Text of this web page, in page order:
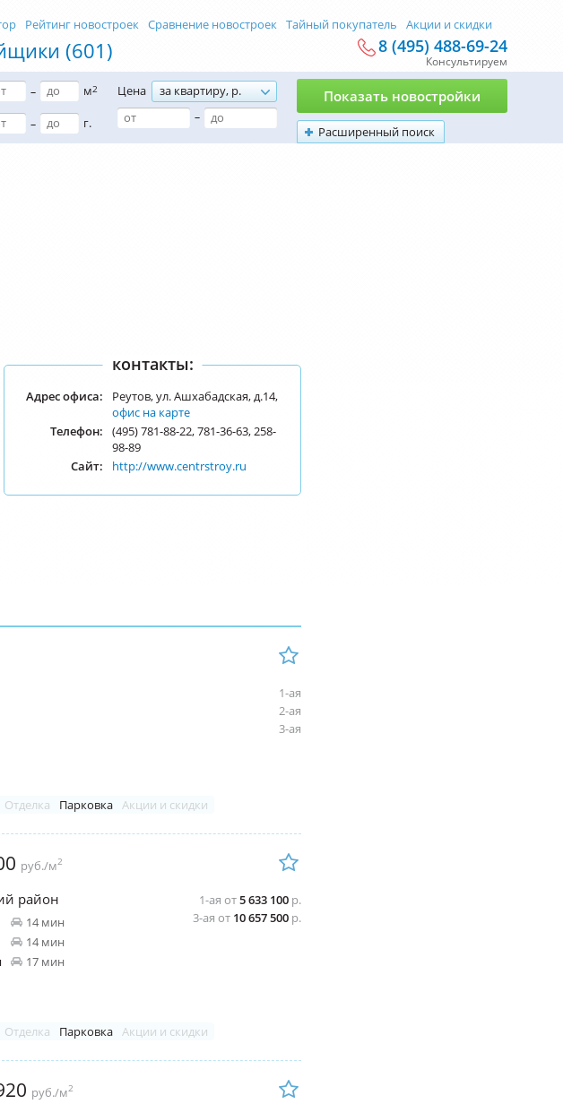
(601)
Рейтинг новостроек Сравнение новостроек Тайный покупатель Акции и скидки
8 (495) 488-69-24
Консультируем
– м2
– г.
Цена
за квартиру, р.
–
Расширенный поиск
Показать новостройки
контакты:
Адрес офиса:
Реутов, ул. Ашхабадская, д.14,
офис на карте
Телефон:
(495) 781-88-22, 781-36-63, 258-
98-89
Сайт:
http://www.centrstroy.ru
1-ая
2-ая
3-ая
Отделка Парковка Акции и скидки
руб./м2
1-ая от5 633 100 р.
3-ая от 10 657 500 р.
район
14 мин
14 мин
17 мин
Отделка Парковка Акции и скидки
руб./м2